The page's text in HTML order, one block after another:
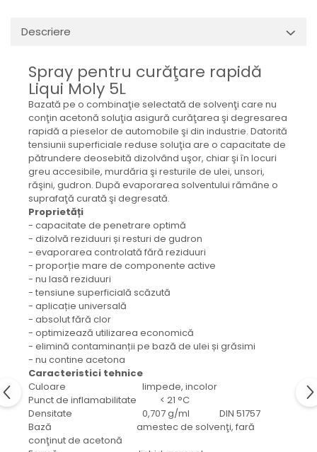
Hidraulica
Mecanica
Electropompa si motoare
electrice
Burdufuri si cilindri hidraulici
Role, bucsi si bolturi
BEHRENS
Bolturi - role - bucse
Burdufe si cilindri
Mecanice
Electrice
Hidraulice
Motoare electrice si pompe
SÖRENSEN
Mecanice
Electrice
Hidraulice
Cilindri hidraulici si burdufe
protectie
Grup electropompa
Bolturi, role si bucsi
MAMMUT LIFT
Descriere
Spray pentru curăţare rapidă
Liqui Moly 5L
Bazată pe o combinaţie selectată de solvenţi care nu
conţin acetonă soluţia asigură curăţarea şi degresarea
rapidă a pieselor de automobile şi din industrie. Datorită
tensiunii superficiale reduse soluţia are o capacitate de
pătrundere deosebită dizolvând uşor, chiar şi în locuri
greu accesibile, murdăria şi resturile de ulei, unsori,
răşini, gudron. După evaporarea solventului rămâne o
suprafaţă curată şi degresată.
Proprietăți
- capacitate de penetrare optimă
- dizolvă reziduuri și resturi de gudron
- evaporarea controlată fără reziduuri
- proporție mare de componente active
- nu lasă reziduuri
- tensiune superficială scăzută
- aplicație universală
- absolut fără clor
- optimizează utilizarea economică
- elimină contaminanții pe bază de ulei și grăsimi
- nu contine acetona
Caracteristici tehnice
Culoare limpede, incolor
Punct de inflamabilitate < 21 °C
Densitate 0,707 g/ml DIN 51757
Bază amestec de solvenţi, fară
conţinut de acetonă